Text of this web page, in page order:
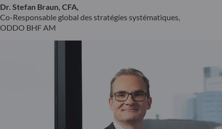
Dr. Stefan Braun, CFA,
Co-Responsable global des stratégies systématiques,
ODDO BHF AM